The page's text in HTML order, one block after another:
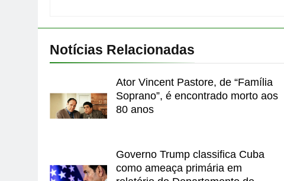
Notícias Relacionadas
Ator Vincent Pastore, de “Família
Soprano”, é encontrado morto aos
80 anos
Governo Trump classifica Cuba
como ameaça primária em